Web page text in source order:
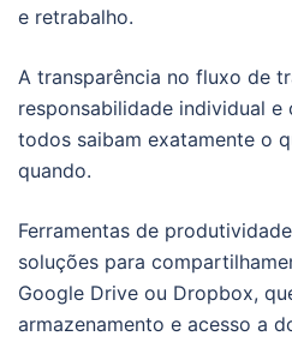
e retrabalho.
A transparência no fluxo de
responsabilidade individual
todos saibam exatamente o
quando.
Ferramentas de
soluções para
Google Drive ou Dropbox,
armazenamento e acesso a